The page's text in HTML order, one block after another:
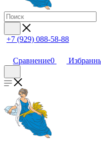
+7 (929) 088-58-88
Сравнение0